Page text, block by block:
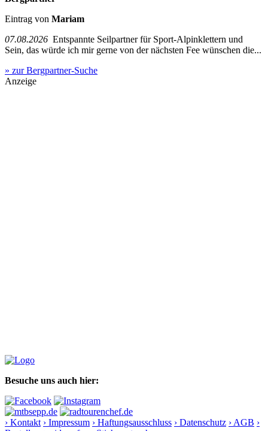
Eintrag von Mariam
07.08.2026 Entspannte Seilpartner für Sport-Alpinklettern und
Sein, das würde ich mir gerne von der nächsten Fee wünschen die...
» zur Bergpartner-Suche
Anzeige
Besuche uns auch hier:
› Kontakt › Impressum › Haftungsausschluss › Datenschutz › AGB ›